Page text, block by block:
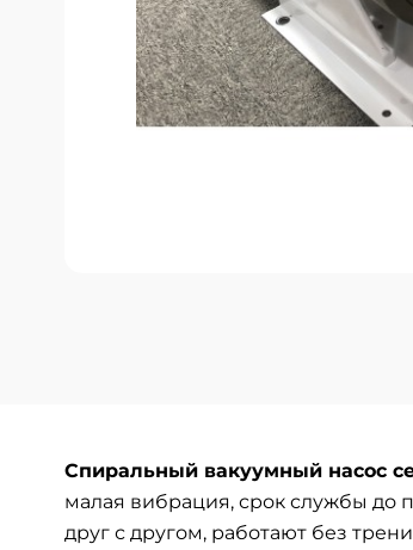
Спиральный вакуумный насос
малая вибрация, срок службы до
друг с другом, работают без